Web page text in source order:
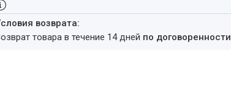
возврат товара в течение 14 дней по договоренности